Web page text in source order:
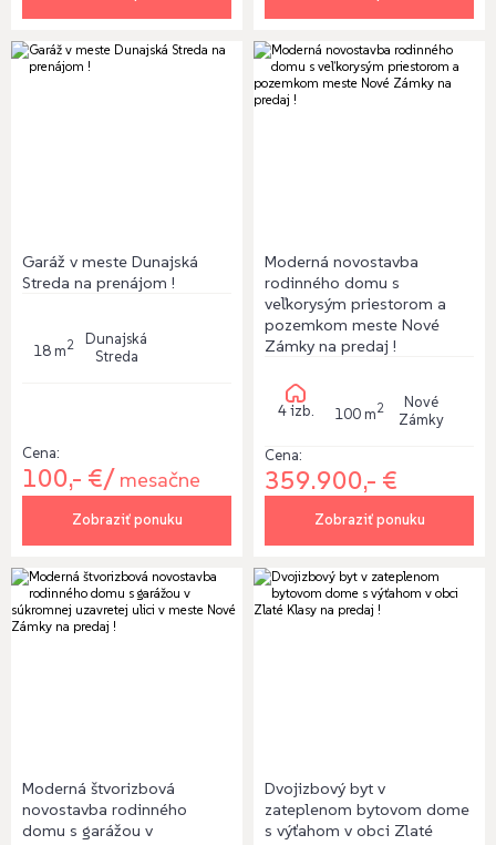
Garáž v meste Dunajská
Streda na prenájom !
18 m2
Dunajská
Streda
Cena:
100,- €/ mesačne
Zobraziť ponuku
Moderná novostavba
rodinného domu s
veľkorysým priestorom a
pozemkom meste Nové
Zámky na predaj !
4 izb. 100 m2
Nové
Zámky
Cena:
359.900,- €
Zobraziť ponuku
Moderná štvorizbová
novostavba rodinného
domu s garážou v
Dvojizbový byt v
zateplenom bytovom dome
s výťahom v obci Zlaté